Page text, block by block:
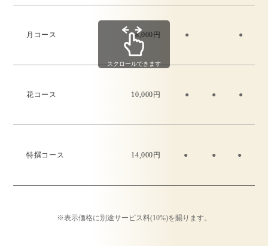
月コース 8,000円 ● ●
花コース 10,000円 ● ● ●
特撰コース 14,000円 ● ● ●
スクロールできます
※表示価格に別途サービス料(10%)を賜ります。